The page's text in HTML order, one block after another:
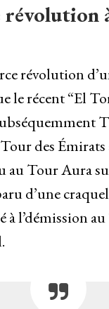
révolution
le récent “El
des Émirats
au Tour Aura
d’une
à l’démission